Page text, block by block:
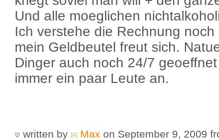
Und alle moeglichen
Ich verstehe die Rechnung
mein Geldbeutel freut sich.
Dinger auch noch 24/7
immer ein paar Leute an.
written by Max on September 9, 2009